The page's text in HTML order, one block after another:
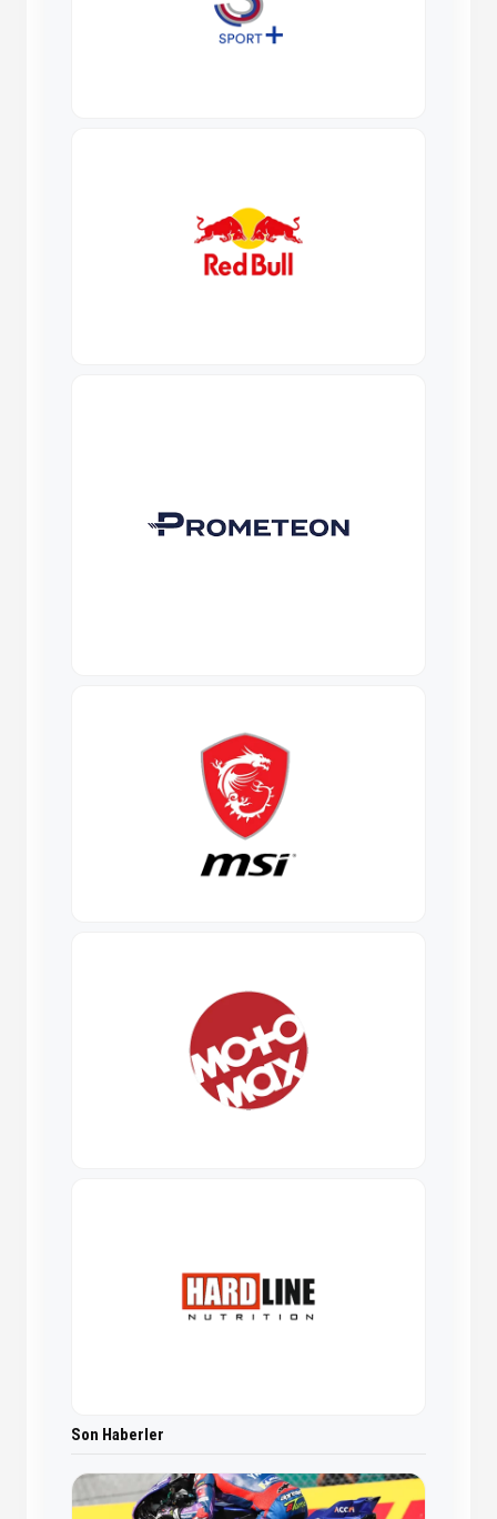
Son Haberler